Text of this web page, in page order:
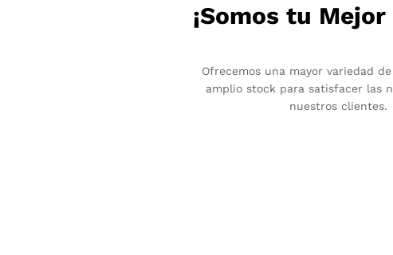
¡Somos tu
Ofrecemos una mayor variedad
amplio stock para satisfacer las
nuestros clientes.